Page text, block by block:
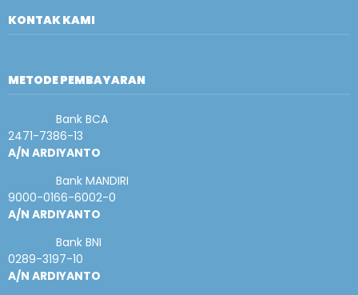
KONTAK KAMI
METODE PEMBAYARAN
Bank BCA
2471-7386-13
A/N ARDIYANTO
Bank MANDIRI
9000-0166-6002-0
A/N ARDIYANTO
Bank BNI
0289-3197-10
A/N ARDIYANTO